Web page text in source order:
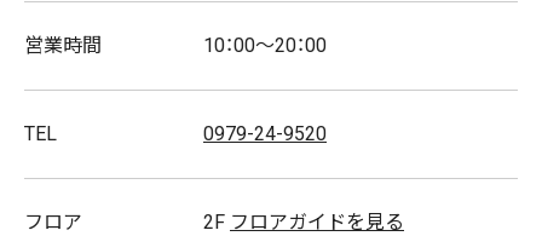
スタッフ募集
営業時間 10：00～20：00
TEL 0979-24-9520
フロア 2F フロアガイドを見る